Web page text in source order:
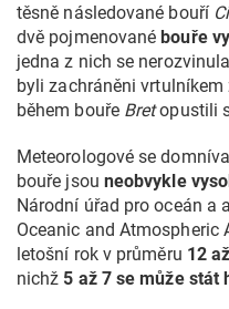
těsně následované bouří
dvě pojmenovanébouře
jedna z nich se
byli zachráněni
během bouře Bretopustili
Meteorologové se
bouře jsou neobvykle
Národní úřad pro oceán a
Oceanic and
letošní rok v průměru 12
nichž 5 až 7 se může stát